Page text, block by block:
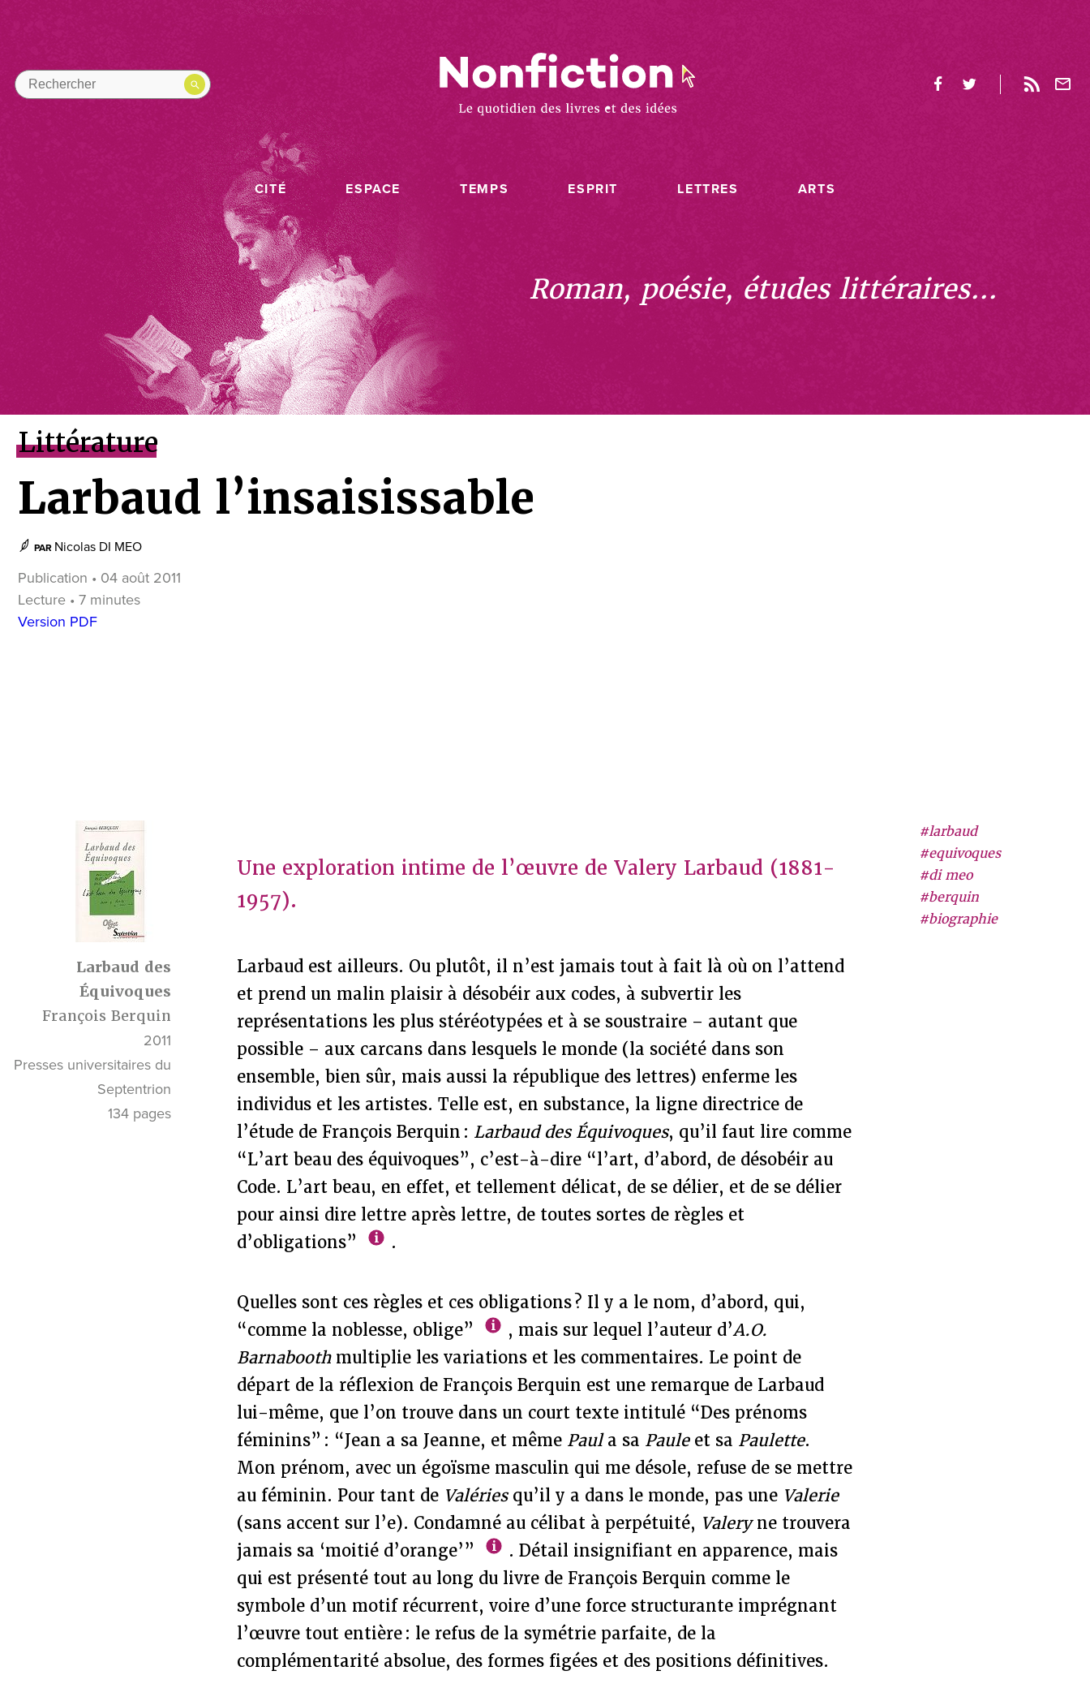
CITÉ ESPACE TEMPS ESPRIT LETTRES ARTS
Roman, poésie, études littéraires...
Littérature
Larbaud l’insaisissable
PAR Nicolas DI MEO
Publication • 04 août 2011
Lecture • 7 minutes
Version PDF
Larbaud des
Équivoques
François Berquin
2011
Presses universitaires du
Septentrion
134 pages
#larbaud
#equivoques
#di meo
#berquin
#biographie
Une exploration intime de l’œuvre de Valery Larbaud (1881-
1957).
Larbaud est ailleurs. Ou plutôt, il n’est jamais tout à fait là où on l’attend
et prend un malin plaisir à désobéir aux codes, à subvertir les
représentations les plus stéréotypées et à se soustraire – autant que
possible – aux carcans dans lesquels le monde (la société dans son
ensemble, bien sûr, mais aussi la république des lettres) enferme les
individus et les artistes. Telle est, en substance, la ligne directrice de
l’étude de François Berquin : Larbaud des Équivoques, qu’il faut lire comme
“L’art beau des équivoques”, c’est-à-dire “l’art, d’abord, de désobéir au
Code. L’art beau, en effet, et tellement délicat, de se délier, et de se délier
pour ainsi dire lettre après lettre, de toutes sortes de règles et
d’obligations”
.
Quelles sont ces règles et ces obligations ? Il y a le nom, d’abord, qui,
“comme la noblesse, oblige”
, mais sur lequel l’auteur d’A.O.
Barnaboothmultiplie les variations et les commentaires. Le point de
départ de la réflexion de François Berquin est une remarque de Larbaud
lui-même, que l’on trouve dans un court texte intitulé “Des prénoms
féminins” : “Jean a sa Jeanne, et même Paula sa Pauleet sa Paulette.
Mon prénom, avec un égoïsme masculin qui me désole, refuse de se mettre
au féminin. Pour tant de Valériesqu’il y a dans le monde, pas une Valerie
(sans accent sur l’e). Condamné au célibat à perpétuité, Valeryne trouvera
jamais sa ‘moitié d’orange’”
. Détail insignifiant en apparence, mais
qui est présenté tout au long du livre de François Berquin comme le
symbole d’un motif récurrent, voire d’une force structurante imprégnant
l’œuvre tout entière : le refus de la symétrie parfaite, de la
complémentarité absolue, des formes figées et des positions définitives.